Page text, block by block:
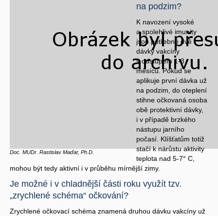
Doc. MUDr. Rastislav Maďar, Ph.D.
na podzim?
K navození vysoké
a spolehlivé imunity
jsou potřebné dvě
dávky vakcíny
s odstupem 1-3
měsíců. Pokud se
aplikuje první dávka už
na podzim, do oteplení
stihne očkovaná osoba
obě protektivní dávky,
i v případě brzkého
nástupu jarního
počasí. Klíšťatům totiž
stačí k nárůstu aktivity
teplota nad 5-7° C,
mohou být tedy aktivní i v průběhu mírnější zimy.
Je možné i v chladnější části roku využít tzv.
„zrychlené schéma“ očkování?
Zrychlené očkovací schéma znamená druhou dávku vakcíny už